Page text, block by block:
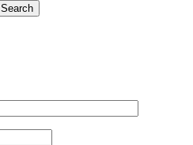
Search